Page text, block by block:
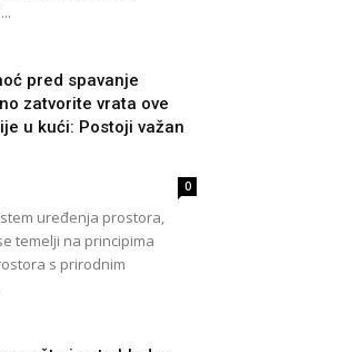
pred spavanje
zatvorite vrata ove
u kući: Postoji važan
0
uređenja prostora,
temelji na principima
s prirodnim